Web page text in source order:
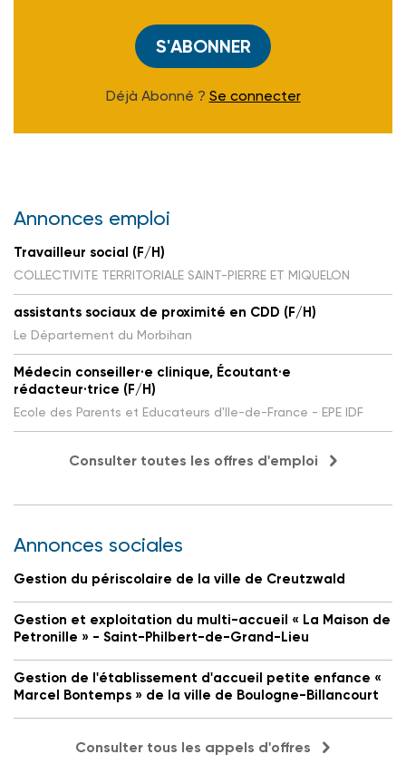
S'ABONNER
Déjà Abonné ? Se connecter
Annonces emploi
Travailleur social (F/H)
COLLECTIVITE TERRITORIALE SAINT-PIERRE ET MIQUELON
assistants sociaux de proximité en CDD (F/H)
Le Département du Morbihan
Médecin conseiller·e clinique, Écoutant·e
rédacteur·trice (F/H)
Ecole des Parents et Educateurs d'Ile-de-France - EPE IDF
Consulter toutes les offres d'emploi
Annonces sociales
Gestion du périscolaire de la ville de Creutzwald
Gestion et exploitation du multi-accueil « La Maison de
Petronille » - Saint-Philbert-de-Grand-Lieu
Gestion de l'établissement d'accueil petite enfance «
Marcel Bontemps » de la ville de Boulogne-Billancourt
Consulter tous les appels d'offres